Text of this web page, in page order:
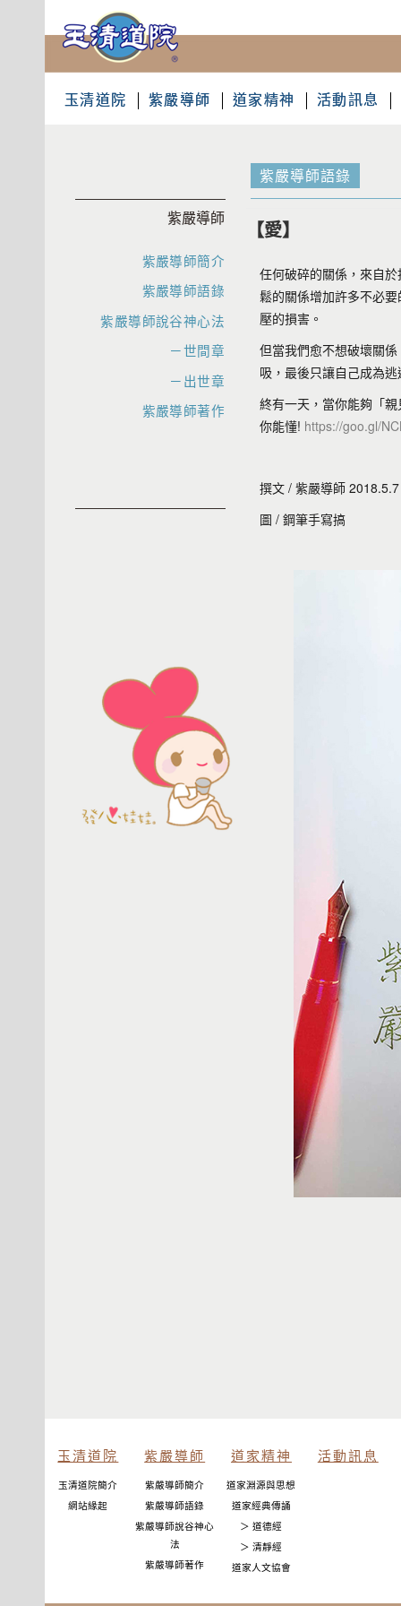
玉清道院 紫嚴導師 道家精神 活動訊息
紫嚴導師語錄
【愛】
任何破碎的關係，來自
鬆的關係增加許多不必
壓的損害。
但當我們愈不想破壞關
吸，最後只讓自己成為
終有一天，當你能夠「
你能懂! https://goo.gl/
撰文 / 紫嚴導師 2018.5.7
圖 / 鋼筆手寫搞
紫嚴導師
紫嚴導師簡介
紫嚴導師語錄
紫嚴導師說谷神心法
－世間章
－出世章
紫嚴導師著作
玉清道院
玉清道院簡介
網站緣起
紫嚴導師
紫嚴導師簡介
紫嚴導師語錄
紫嚴導師說谷神心
法
紫嚴導師著作
道家精神
道家淵源與思想
道家經典傳誦
＞ 道德經
＞ 清靜經
道家人文協會
活動訊息